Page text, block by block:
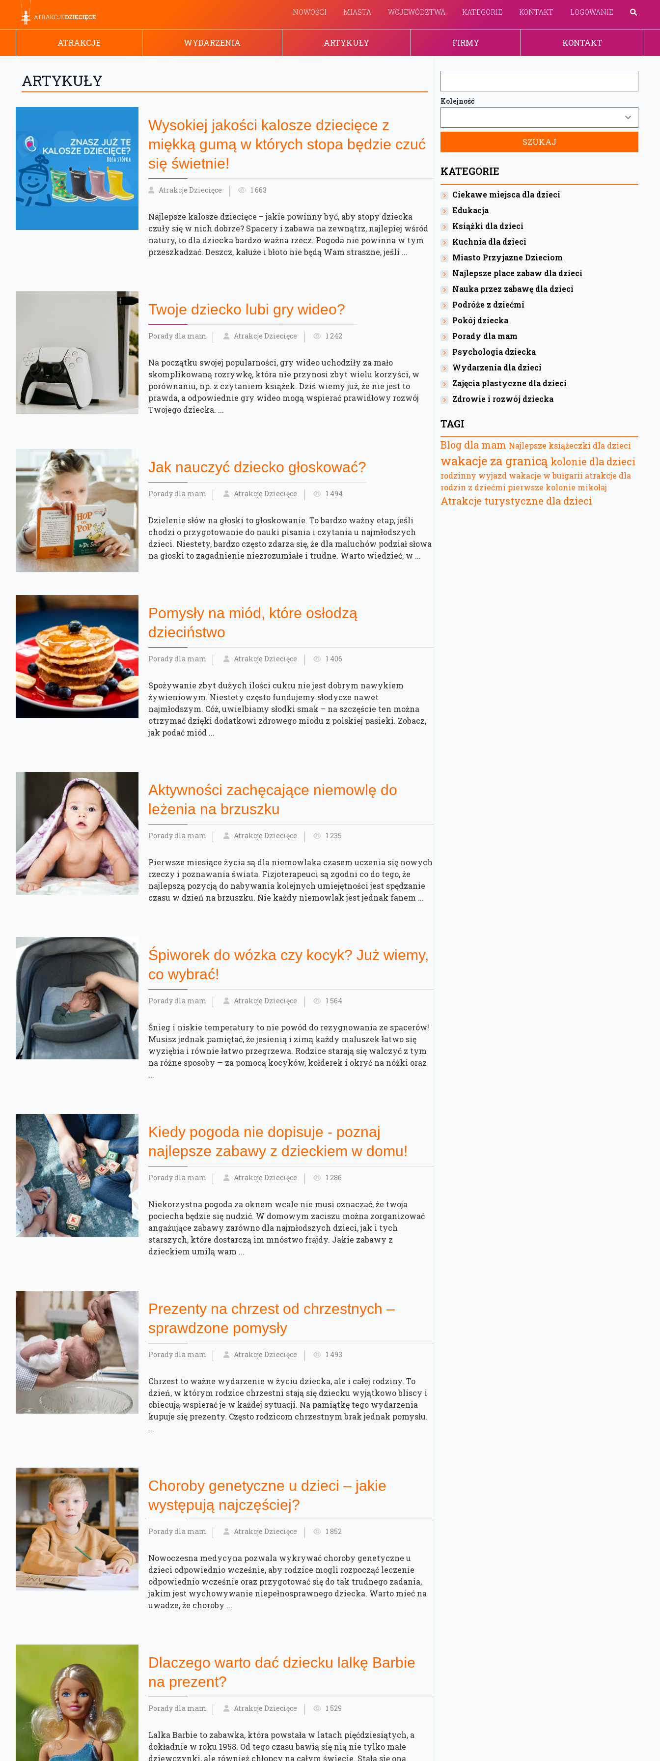
NOWOŚCI MIASTA WOJEWÓDZTWA KATEGORIE KONTAKT LOGOWANIE
ATRAKCJE WYDARZENIA ARTYKUŁY FIRMY KONTAKT
ARTYKUŁY
Wysokiej jakości kalosze dziecięce z
miękką gumą w których stopa będzie czuć
się świetnie!
Atrakcje Dziecięce 1 663
Najlepsze kalosze dziecięce – jakie powinny być, aby stopy dziecka
czuły się w nich dobrze? Spacery i zabawa na zewnątrz, najlepiej wśród
natury, to dla dziecka bardzo ważna rzecz. Pogoda nie powinna w tym
przeszkadzać. Deszcz, kałuże i błoto nie będą Wam straszne, jeśli ...
Twoje dziecko lubi gry wideo?
Porady dla mam Atrakcje Dziecięce 1 242
Na początku swojej popularności, gry wideo uchodziły za mało
skomplikowaną rozrywkę, która nie przynosi zbyt wielu korzyści, w
porównaniu, np. z czytaniem książek. Dziś wiemy już, że nie jest to
prawda, a odpowiednie gry wideo mogą wspierać prawidłowy rozwój
Twojego dziecka. ...
Jak nauczyć dziecko głoskować?
Porady dla mam Atrakcje Dziecięce 1 494
Dzielenie słów na głoski to głoskowanie. To bardzo ważny etap, jeśli
chodzi o przygotowanie do nauki pisania i czytania u najmłodszych
dzieci. Niestety, bardzo często zdarza się, że dla maluchów podział słowa
na głoski to zagadnienie niezrozumiałe i trudne. Warto wiedzieć, w ...
Pomysły na miód, które osłodzą
dzieciństwo
Porady dla mam Atrakcje Dziecięce 1 406
Spożywanie zbyt dużych ilości cukru nie jest dobrym nawykiem
żywieniowym. Niestety często fundujemy słodycze nawet
najmłodszym. Cóż, uwielbiamy słodki smak – na szczęście ten można
otrzymać dzięki dodatkowi zdrowego miodu z polskiej pasieki. Zobacz,
jak podać miód ...
Aktywności zachęcające niemowlę do
leżenia na brzuszku
Porady dla mam Atrakcje Dziecięce 1 235
Pierwsze miesiące życia są dla niemowlaka czasem uczenia się nowych
rzeczy i poznawania świata. Fizjoterapeuci są zgodni co do tego, że
najlepszą pozycją do nabywania kolejnych umiejętności jest spędzanie
czasu w dzień na brzuszku. Nie każdy niemowlak jest jednak fanem ...
Śpiworek do wózka czy kocyk? Już wiemy,
co wybrać!
Porady dla mam Atrakcje Dziecięce 1 564
Śnieg i niskie temperatury to nie powód do rezygnowania ze spacerów!
Musisz jednak pamiętać, że jesienią i zimą każdy maluszek łatwo się
wyziębia i równie łatwo przegrzewa. Rodzice starają się walczyć z tym
na różne sposoby — za pomocą kocyków, kołderek i okryć na nóżki oraz
...
Kiedy pogoda nie dopisuje - poznaj
najlepsze zabawy z dzieckiem w domu!
Porady dla mam Atrakcje Dziecięce 1 286
Niekorzystna pogoda za oknem wcale nie musi oznaczać, że twoja
pociecha będzie się nudzić. W domowym zaciszu można zorganizować
angażujące zabawy zarówno dla najmłodszych dzieci, jak i tych
starszych, które dostarczą im mnóstwo frajdy. Jakie zabawy z
dzieckiem umilą wam ...
Prezenty na chrzest od chrzestnych –
sprawdzone pomysły
Porady dla mam Atrakcje Dziecięce 1 493
Chrzest to ważne wydarzenie w życiu dziecka, ale i całej rodziny. To
dzień, w którym rodzice chrzestni stają się dziecku wyjątkowo bliscy i
obiecują wspierać je w każdej sytuacji. Na pamiątkę tego wydarzenia
kupuje się prezenty. Często rodzicom chrzestnym brak jednak pomysłu.
...
Choroby genetyczne u dzieci – jakie
występują najczęściej?
Porady dla mam Atrakcje Dziecięce 1 852
Nowoczesna medycyna pozwala wykrywać choroby genetyczne u
dzieci odpowiednio wcześnie, aby rodzice mogli rozpocząć leczenie
odpowiednio wcześnie oraz przygotować się do tak trudnego zadania,
jakim jest wychowywanie niepełnosprawnego dziecka. Warto mieć na
uwadze, że choroby ...
Dlaczego warto dać dziecku lalkę Barbie
na prezent?
Porady dla mam Atrakcje Dziecięce 1 529
Lalka Barbie to zabawka, która powstała w latach pięćdziesiątych, a
dokładnie w roku 1958. Od tego czasu bawią się nią nie tylko małe
dziewczynki, ale również chłopcy na całym świecie. Stała się ona
Kolejność
KATEGORIE
Ciekawe miejsca dla dzieci
Edukacja
Książki dla dzieci
Kuchnia dla dzieci
Miasto Przyjazne Dzieciom
Najlepsze place zabaw dla dzieci
Nauka przez zabawę dla dzieci
Podróże z dziećmi
Pokój dziecka
Porady dla mam
Psychologia dziecka
Wydarzenia dla dzieci
Zajęcia plastyczne dla dzieci
Zdrowie i rozwój dziecka
TAGI
Blog dla mam Najlepsze książeczki dla dzieci
wakacje za granicą kolonie dla dzieci
rodzinny wyjazd wakacje w bułgarii atrakcje dla
rodzin z dziećmi pierwsze kolonie mikołaj
Atrakcje turystyczne dla dzieci